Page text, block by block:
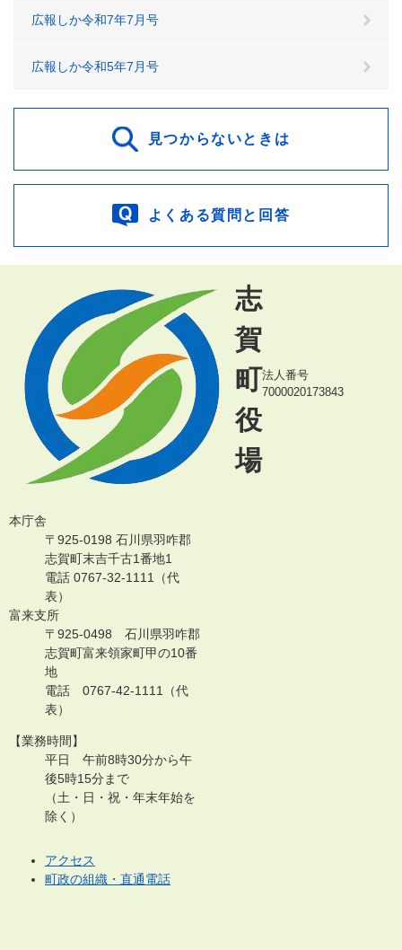
広報しか令和7年7月号
広報しか令和5年7月号
見つからないときは
よくある質問と回答
志
賀
町
役
場
法人番号
7000020173843
本庁舎
〒925-0198 石川県羽咋郡
志賀町末吉千古1番地1
電話 0767-32-1111（代
表）
富来支所
〒925-0498 石川県羽咋郡
志賀町富来領家町甲の10番
地
電話 0767-42-1111（代
表）
【業務時間】
平日 午前8時30分から午
後5時15分まで
（土・日・祝・年末年始を
除く）
アクセス
町政の組織・直通電話